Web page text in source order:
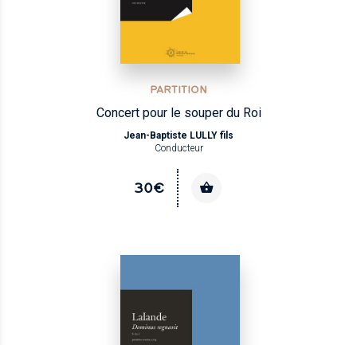
PARTITION
Concert pour le souper du Roi
Jean-Baptiste LULLY fils
Conducteur
30€